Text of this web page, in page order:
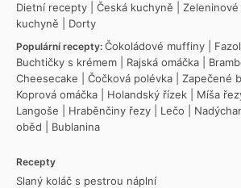
Dietní recepty
Česká kuchyně Zeleninové
kuchyně
Dorty
Populární recepty: Čokoládové muffiny
Buchtičky s krémem
Rajská omáčka
Cheesecake
Čočková polévka Zapečené
Koprová omáčka
Holandský řízek Míša
Langoše
Hraběnčiny řezy Lečo
oběd
Bublanina
Recepty
Slaný koláč s pestrou náplní